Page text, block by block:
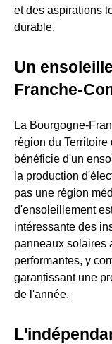
et des aspirations
durable.
Un
Franche-
La Bourgogne-
région du
bénéficie d'un
la production
pas une région
d'ensoleillement
intéressante des
panneaux solaires
performantes, y
garantissant une
de l'année.